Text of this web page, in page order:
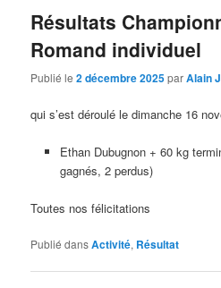
Résultats
Romand individuel
Publié le2 décembre 2025parAlain
qui s’est déroulé le dimanche 16
Ethan Dubugnon + 60 kg
gagnés, 2 perdus)
Toutes nos félicitations
Publié dansActivité, Résultat